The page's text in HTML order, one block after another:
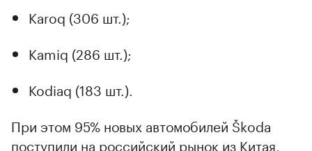
Karoq (306 шт.);
Kamiq (286 шт.);
Kodiaq (183 шт.).
При этом 95% новых автомобилей Škoda
поступили на российский рынок из Китая,